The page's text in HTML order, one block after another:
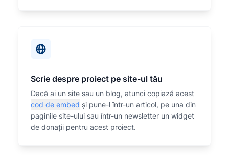
Scrie despre proiect pe site-ul tău
Dacă ai un site sau un blog, atunci copiază acest
cod de embed și pune-l într-un articol, pe una din
paginile site-ului sau într-un newsletter un widget
de donații pentru acest proiect.